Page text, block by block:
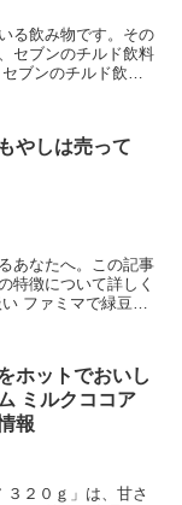
る飲み物です。その
セブンのチルド飲料
ブンのチルド飲料
やしは売って
あなたへ。この記事
特徴について詳しく
ファミマで緑豆も
ホットでおいし
ミルクココア
報
２０ｇ」は、甘さ